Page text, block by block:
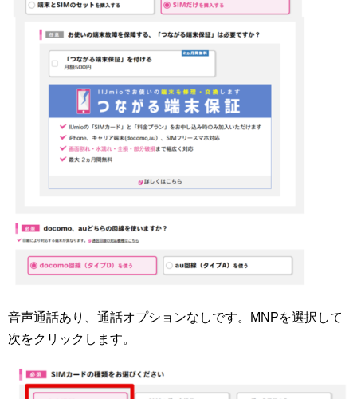
音声通話あり、通話オプションなしです。MNPを選択して
次をクリックします。